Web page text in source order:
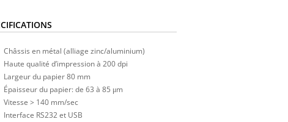
Châssis en métal (alliage zinc/aluminium)
Haute qualité d’impression à 200 dpi
Largeur du papier 80 mm
Épaisseur du papier: de 63 à 85 μm
Vitesse > 140 mm/sec
Interface RS232 et USB